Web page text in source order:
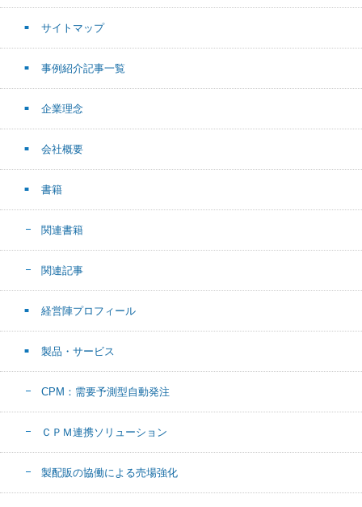
サイトマップ
事例紹介記事一覧
企業理念
会社概要
書籍
関連書籍
関連記事
経営陣プロフィール
製品・サービス
CPM：需要予測型自動発注
ＣＰＭ連携ソリューション
製配販の協働による売場強化